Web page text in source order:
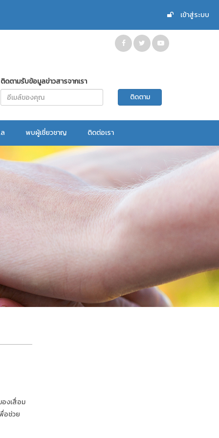
เข้าสู่ระบบ
ติดตามรับข้อมูลข่าวสารจากเรา
พบผู้เชี่ยวชาญ ติดต่อเรา
งเสื่อม
อช่วย